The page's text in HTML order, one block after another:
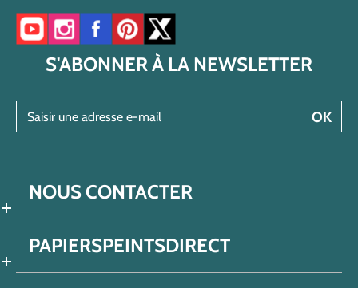
Accéder à notre chaîne YouTube
Accéder à notre compte Instagram
Accéder à notre page Facebook
Accéder à notre compte Pinterest
Accéder à notre compte Twitter/X
S'ABONNER À LA NEWSLETTER
OK
NOUS CONTACTER
PAPIERSPEINTSDIRECT